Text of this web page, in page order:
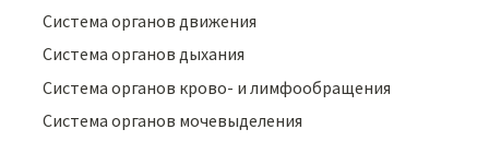
Система органов движения
Система органов дыхания
Система органов крово- и лимфообращения
Система органов мочевыделения